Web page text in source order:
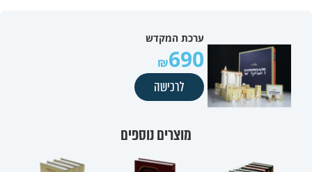
ערכת המקדש
690
לרכישה
מוצרים נוספים